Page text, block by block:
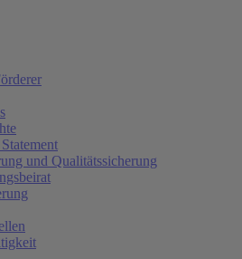
und Qualitätssicherung